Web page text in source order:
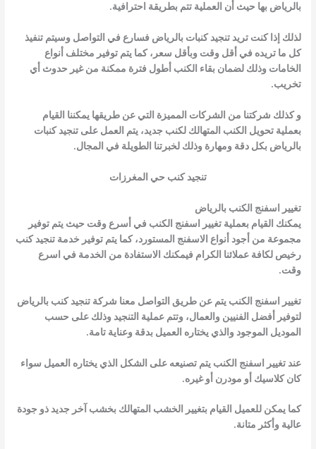
بالرياض بها حيث أن العملية تتم بطريقة احترافية.
لذلك إذا كنت تريد تنجيد كنبات بالرياض فسارع في التواصل وسيتم تنفيذ
كل ما تريده في أقل وقت وبأقل سعر، كما يتم توفير مختلف أنواع
الخامات وذلك لضمان بقاء الكنب أطول فترة ممكنة من غير حدوث أي
تخريب.
و كذلك شركتنا من الشركات المميزة التي عن طريقها يمكننا القيام
بعملية تحويل الكنب المتهالك لكنب جديد، يتم العمل على تنجيد كنبات
بالرياض بكل دقة ومهارة وذلك لخبرتنا الطويلة في المجال.
تنجيد كنب حي المغرزات
تغيير اسفنج الكنب بالرياض
يمكنك القيام بعملية تغيير اسفنج الكنب في أسرع وقت حيث يتم توفير
مجموعة من أجود أنواع الاسفنج المستورد، كما يتم توفير خدمة تنجيد كنب
رخيص لكافة عملائنا الكرام فيمكنك الاستفادة من الخدمة في اسرع
وقت.
تغيير اسفنج الكنب يتم عن طريق التواصل معنا شركة تنجيد كنب بالرياض
لتوفير أفضل الفنيين والعمال، وتتم عملية التنجيد وذلك على حسب
الموديل الموجود والذي يختاره العميل بدقة وعناية تامة.
عند تغيير اسفنج الكنب يتم تصنيعه على الشكل الذي يختاره العميل سواء
كان كلاسيك أو مودرن أو غيره.
كما يمكن للعميل القيام بتغيير الخشب المتهالك بخشب آخر جديد ذو جودة
عالية وأكثر متانة.